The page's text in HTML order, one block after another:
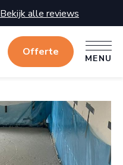
Bekijk alle reviews
Offerte
MENU